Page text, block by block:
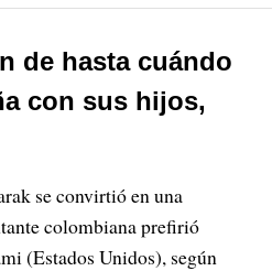
de hasta cuándo
con sus hijos,
se convirtió en una
colombiana prefirió
(Estados Unidos), según